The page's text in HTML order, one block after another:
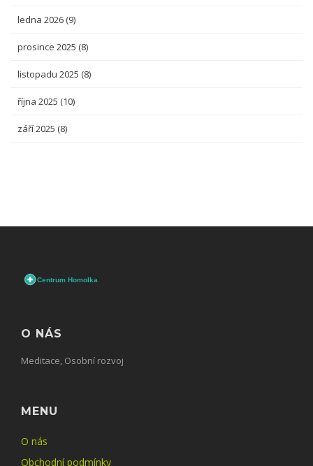
ledna 2026 (9)
prosince 2025 (8)
listopadu 2025 (8)
října 2025 (10)
září 2025 (8)
O NÁS
Meditace, Osobní rozvoj
MENU
O nás
Obchodní podmínky